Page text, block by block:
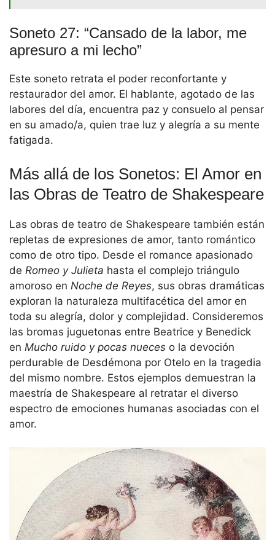
Soneto 27: “Cansado de la labor, me
apresuro a mi lecho”
Este soneto retrata el poder reconfortante y
restaurador del amor. El hablante, agotado de las
labores del día, encuentra paz y consuelo al pensar
en su amado/a, quien trae luz y alegría a su mente
fatigada.
Más allá de los Sonetos: El Amor en
las Obras de Teatro de Shakespeare
Las obras de teatro de Shakespeare también están
repletas de expresiones de amor, tanto romántico
como de otro tipo. Desde el romance apasionado
de Romeo y Julieta hasta el complejo triángulo
amoroso en Noche de Reyes, sus obras dramáticas
exploran la naturaleza multifacética del amor en
toda su alegría, dolor y complejidad. Consideremos
las bromas juguetonas entre Beatrice y Benedick
en Mucho ruido y pocas nueces o la devoción
perdurable de Desdémona por Otelo en la tragedia
del mismo nombre. Estos ejemplos demuestran la
maestría de Shakespeare al retratar el diverso
espectro de emociones humanas asociadas con el
amor.